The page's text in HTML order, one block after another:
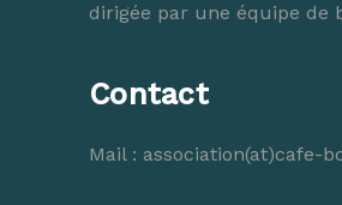
dirigée par une équipe de
Contact
Mail : association(at)cafe-